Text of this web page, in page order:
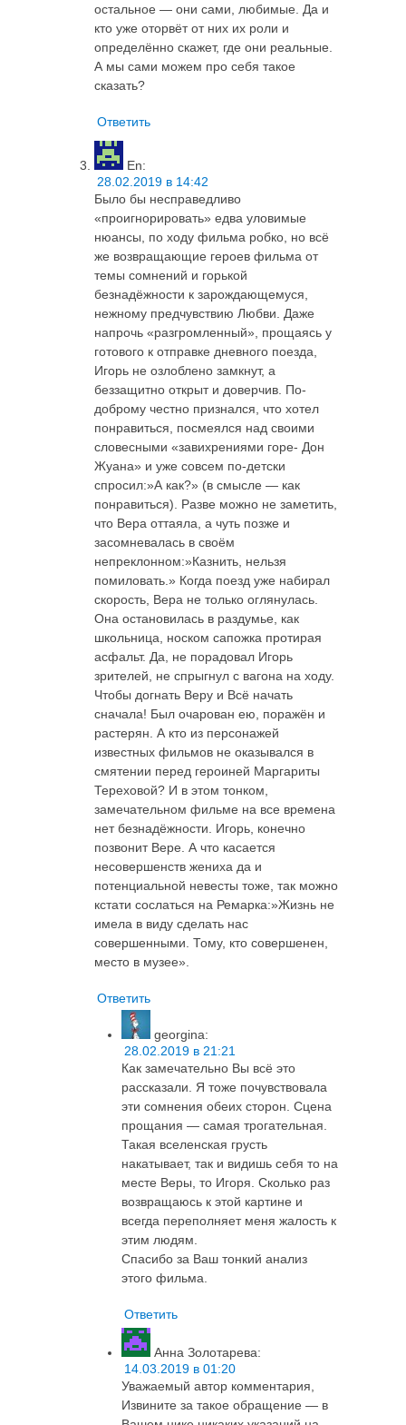
остальное — они сами, любимые. Да и
кто уже оторвёт от них их роли и
определённо скажет, где они реальные.
А мы сами можем про себя такое
сказать?
Ответить
En:
28.02.2019 в 14:42
Было бы несправедливо
«проигнорировать» едва уловимые
нюансы, по ходу фильма робко, но всё
же возвращающие героев фильма от
темы сомнений и горькой
безнадёжности к зарождающемуся,
нежному предчувствию Любви. Даже
напрочь «разгромленный», прощаясь у
готового к отправке дневного поезда,
Игорь не озлоблено замкнут, а
беззащитно открыт и доверчив. По-
доброму честно признался, что хотел
понравиться, посмеялся над своими
словесными «завихрениями горе- Дон
Жуана» и уже совсем по-детски
спросил:»А как?» (в смысле — как
понравиться). Разве можно не заметить,
что Вера оттаяла, а чуть позже и
засомневалась в своём
непреклонном:»Казнить, нельзя
помиловать.» Когда поезд уже набирал
скорость, Вера не только оглянулась.
Она остановилась в раздумье, как
школьница, носком сапожка протирая
асфальт. Да, не порадовал Игорь
зрителей, не спрыгнул с вагона на ходу.
Чтобы догнать Веру и Всё начать
сначала! Был очарован ею, поражён и
растерян. А кто из персонажей
известных фильмов не оказывался в
смятении перед героиней Маргариты
Тереховой? И в этом тонком,
замечательном фильме на все времена
нет безнадёжности. Игорь, конечно
позвонит Вере. А что касается
несовершенств жениха да и
потенциальной невесты тоже, так можно
кстати сослаться на Ремарка:»Жизнь не
имела в виду сделать нас
совершенными. Тому, кто совершенен,
место в музее».
Ответить
georgina:
28.02.2019 в 21:21
Как замечательно Вы всё это
рассказали. Я тоже почувствовала
эти сомнения обеих сторон. Сцена
прощания — самая трогательная.
Такая вселенская грусть
накатывает, так и видишь себя то на
месте Веры, то Игоря. Сколько раз
возвращаюсь к этой картине и
всегда переполняет меня жалость к
этим людям.
Спасибо за Ваш тонкий анализ
этого фильма.
Ответить
Анна Золотарева:
14.03.2019 в 01:20
Уважаемый автор комментария,
Извините за такое обращение — в